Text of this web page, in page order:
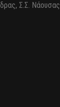
Σ.Σ. Νάουσας